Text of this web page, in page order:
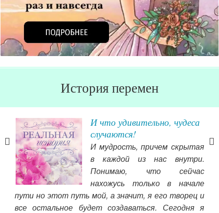
История перемен
в
И что удивительно, чудеса
случаются!
И мудрость, причем скрытая
в каждой из нас внутри.
Понимаю, что сейчас
нахожусь только в начале
пути но этот путь мой, а значит, я его творец и
все остальное будет создаваться. Сегодня я